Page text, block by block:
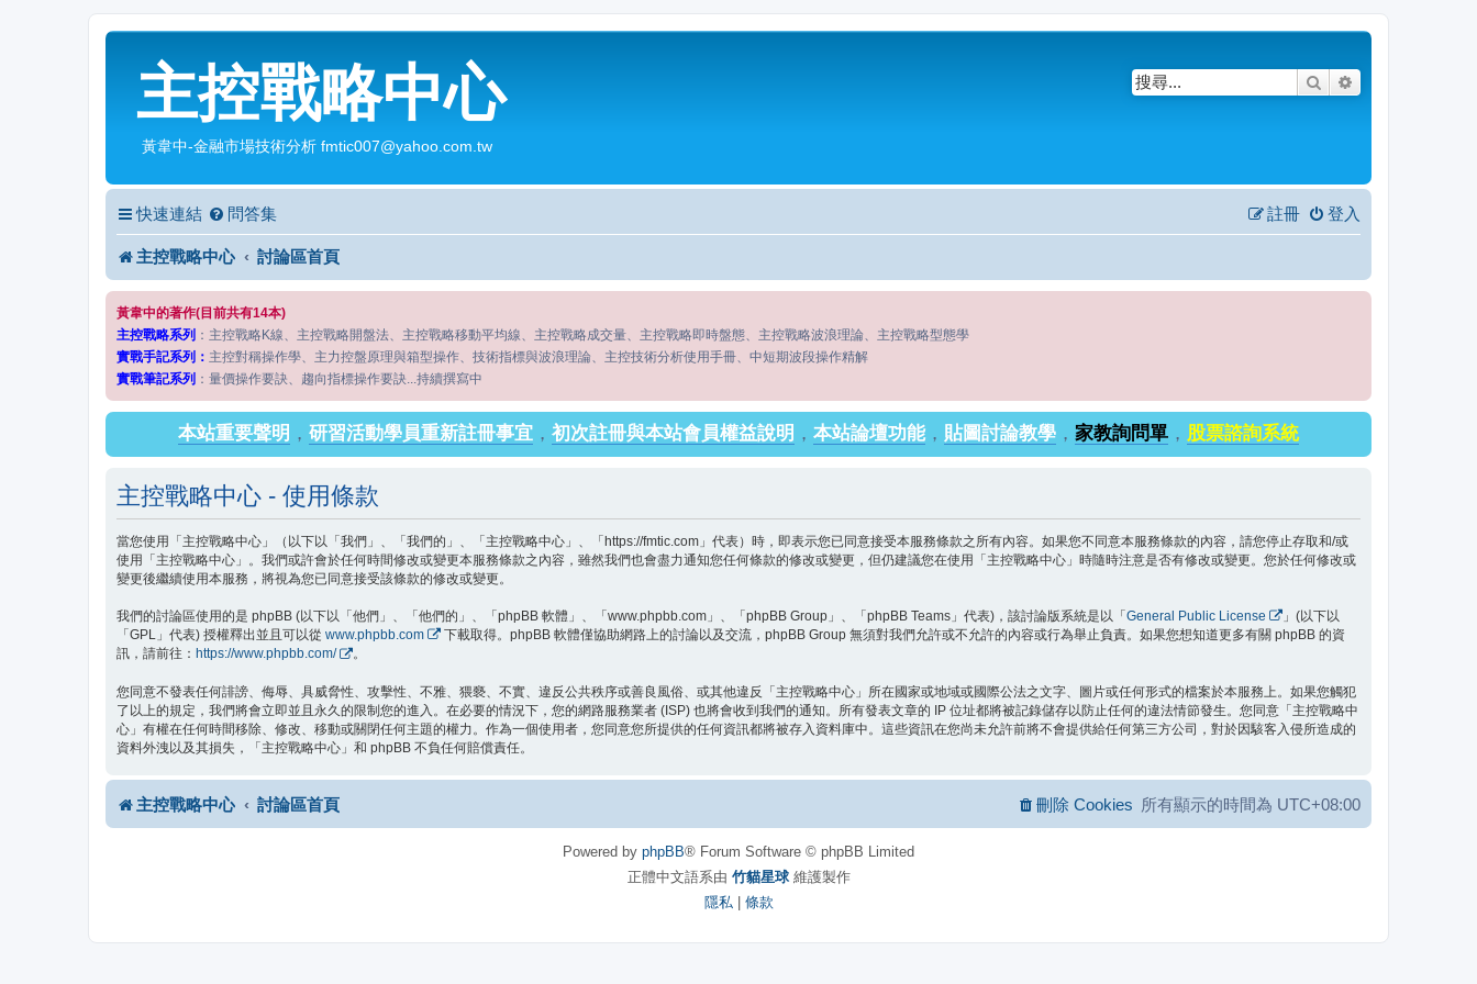
主控戰略中心
黃韋中-金融市場技術分析 fmtic007@yahoo.com.tw
搜尋
快速連結 問答集 登入
註冊
主控戰略中心 討論區首頁
黃韋中的著作(目前共有14本)
主控戰略系列 ：主控戰略K線、主控戰略開盤法、主控戰略移動平均線、主控戰略成交量、主控戰略即時盤態、主控戰略波浪理論、主控戰略型態學
實戰手記系列： 主控對稱操作學、主力控盤原理與箱型操作、技術指標與波浪理論、主控技術分析使用手冊、中短期波段操作精解
實戰筆記系列 ：量價操作要訣、趨向指標操作要訣...持續撰寫中
本站重要聲明 ， 研習活動學員重新註冊事宜 ， 初次註冊與本站會員權益說明 ， 本站論壇功能， 貼圖討論教學 ， 家教詢問單 ， 股票諮詢系統
主控戰略中心 - 使用條款
當您使用「主控戰略中心」（以下以「我們」、「我們的」、「主控戰略中心」、「https://fmtic.com」代表）時，即表示您已同意接受本服務條款之所有內容。如果您不同意本服務條款的內容，請您停止存取和/或
使用「主控戰略中心」。我們或許會於任何時間修改或變更本服務條款之內容，雖然我們也會盡力通知您任何條款的修改或變更，但仍建議您在使用「主控戰略中心」時隨時注意是否有修改或變更。您於任何修改或
變更後繼續使用本服務，將視為您已同意接受該條款的修改或變更。
我們的討論區使用的是 phpBB (以下以「他們」、「他們的」、「phpBB 軟體」、「www.phpbb.com」、「phpBB Group」、「phpBB Teams」代表)，該討論版系統是以「General Public License
」(以下以
「GPL」代表) 授權釋出並且可以從 www.phpbb.com
下載取得。phpBB 軟體僅協助網路上的討論以及交流，phpBB Group 無須對我們允許或不允許的內容或行為舉止負責。如果您想知道更多有關 phpBB 的資
訊，請前往： https://www.phpbb.com/ 。
您同意不發表任何誹謗、侮辱、具威脅性、攻擊性、不雅、猥褻、不實、違反公共秩序或善良風俗、或其他違反「主控戰略中心」所在國家或地域或國際公法之文字、圖片或任何形式的檔案於本服務上。如果您觸犯
了以上的規定，我們將會立即並且永久的限制您的進入。在必要的情況下，您的網路服務業者 (ISP) 也將會收到我們的通知。所有發表文章的 IP 位址都將被記錄儲存以防止任何的違法情節發生。您同意「主控戰略中
心」有權在任何時間移除、修改、移動或關閉任何主題的權力。作為一個使用者，您同意您所提供的任何資訊都將被存入資料庫中。這些資訊在您尚未允許前將不會提供給任何第三方公司，對於因駭客入侵所造成的
資料外洩以及其損失，「主控戰略中心」和 phpBB 不負任何賠償責任。
主控戰略中心 討論區首頁 所有顯示的時間為 UTC+08:00
刪除 Cookies
Powered by phpBB® Forum Software © phpBB Limited
正體中文語系由 竹貓星球維護製作
隱私 | 條款